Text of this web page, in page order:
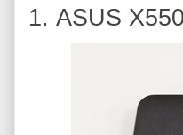
1. ASUS